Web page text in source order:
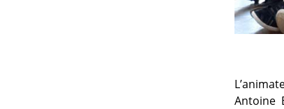
Antoine